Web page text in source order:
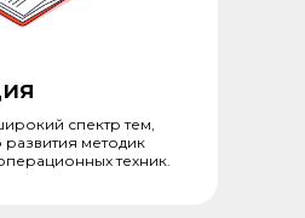
спектр тем,
развития методик
техник.